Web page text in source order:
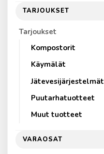
TARJOUKSET
Tarjoukset
Kompostorit
Käymälät
Jätevesijärjestelmät
Puutarhatuotteet
Muut tuotteet
VARAOSAT